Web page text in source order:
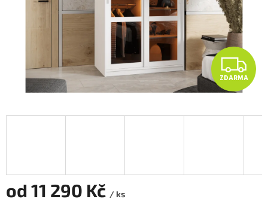
Z
D
A
ZDARMA
od 11 290 Kč / ks